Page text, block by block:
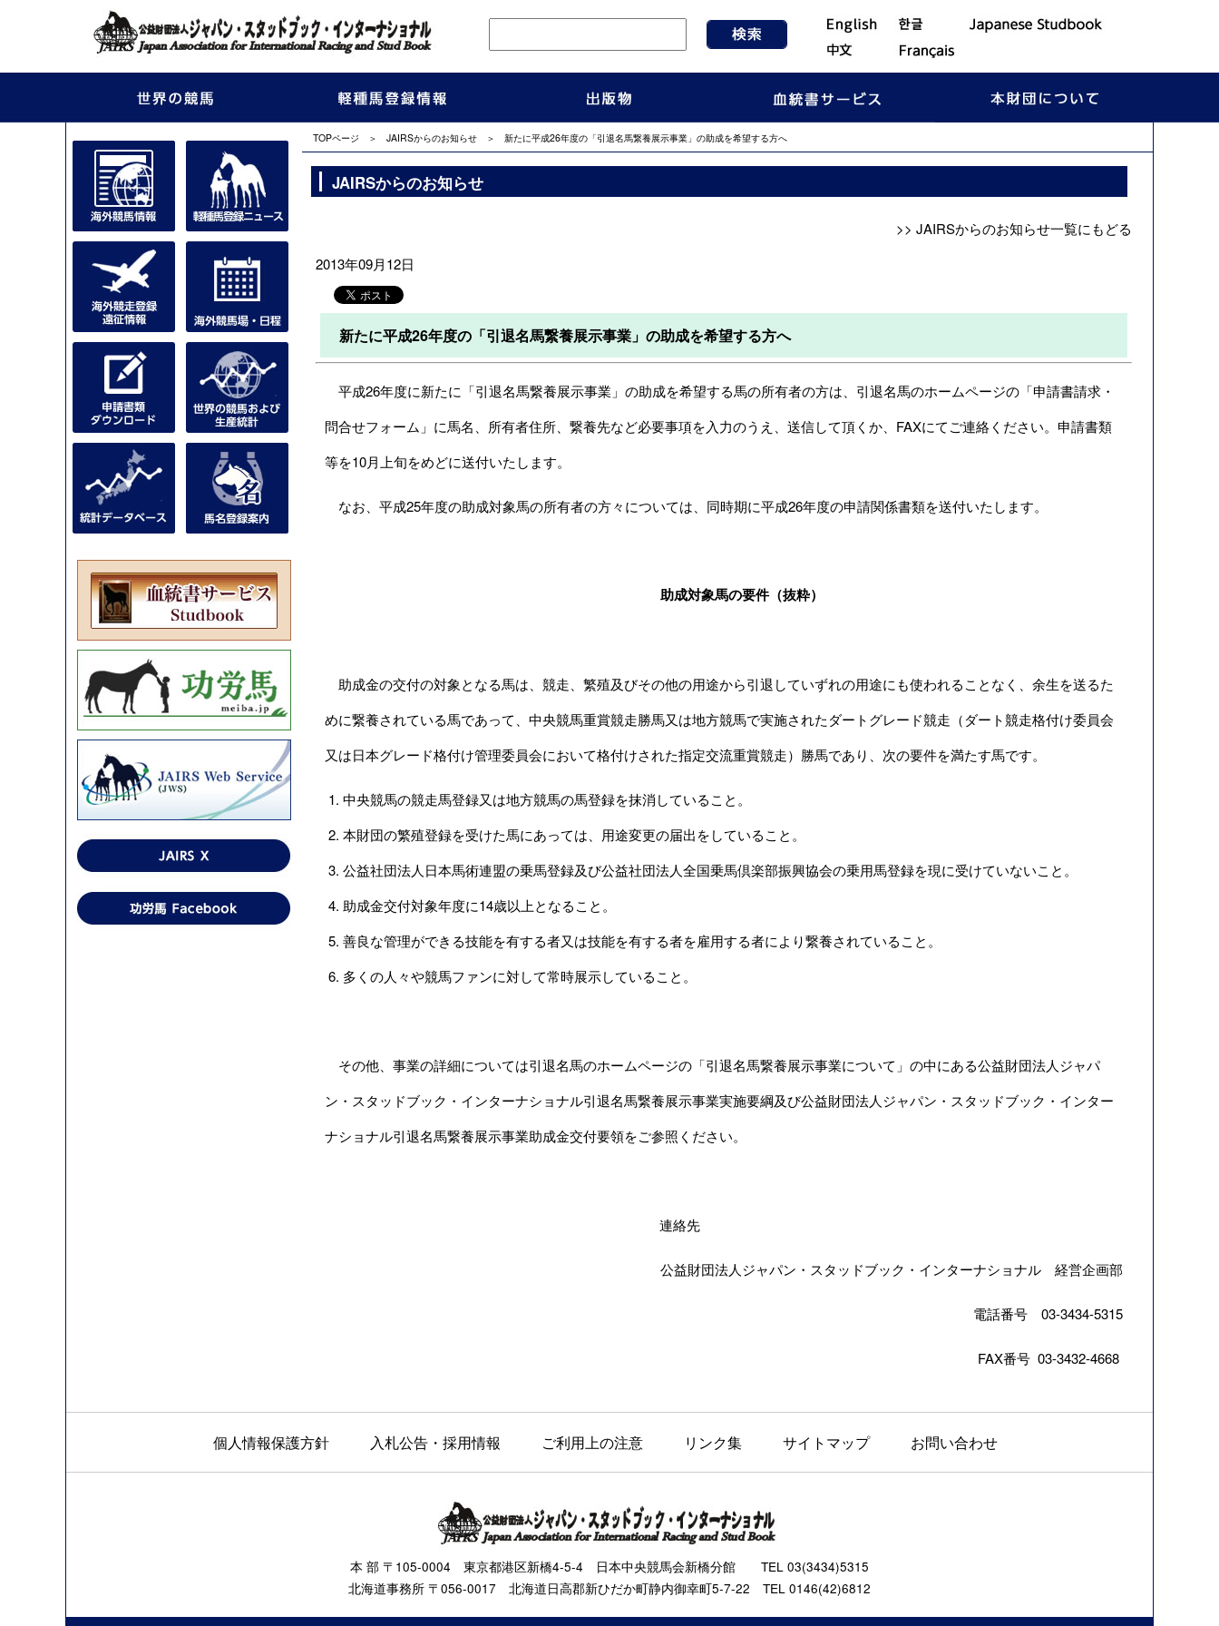
TOPページ ＞ JAIRSからのお知らせ ＞ 新たに平成26年度の「引退名馬繋養展示事業」の助成を希望する方へ
JAIRSからのお知らせ
>> JAIRSからのお知らせ一覧にもどる
2013年09月12日
新たに平成26年度の「引退名馬繋養展示事業」の助成を希望する方へ
平成26年度に新たに「引退名馬繋養展示事業」の助成を希望する馬の所有者の方は、引退名馬のホームページの「申請書請求・
問合せフォーム 」に馬名、所有者住所、繋養先など必要事項を入力のうえ、送信して頂くか、FAXにてご連絡ください。申請書類
等を10月上旬をめどに送付いたします。
なお、平成25年度の助成対象馬の所有者の方々については、同時期に平成26年度の申請関係書類を送付いたします。
助成対象馬の要件（抜粋）
助成金の交付の対象となる馬は、競走、繁殖及びその他の用途から引退していずれの用途にも使われることなく、余生を送るた
めに繋養されている馬であって、中央競馬重賞競走勝馬又は地方競馬で実施されたダートグレード競走（ダート競走格付け委員会
又は日本グレード格付け管理委員会において格付けされた指定交流重賞競走）勝馬であり、次の要件を満たす馬です。
中央競馬の競走馬登録又は地方競馬の馬登録を抹消していること。
本財団の繁殖登録を受けた馬にあっては、用途変更の届出をしていること。
公益社団法人日本馬術連盟の乗馬登録及び公益社団法人全国乗馬倶楽部振興協会の乗用馬登録を現に受けていないこと。
助成金交付対象年度に14歳以上となること。
善良な管理ができる技能を有する者又は技能を有する者を雇用する者により繋養されていること。
多くの人々や競馬ファンに対して常時展示していること。
その他、事業の詳細については引退名馬のホームページの 「引退名馬繋養展示事業について 」の中にある公益財団法人ジャパ
ン・スタッドブック・インターナショナル引退名馬繋養展示事業実施要綱及び公益財団法人ジャパン・スタッドブック・インター
ナショナル引退名馬繋養展示事業助成金交付要領をご参照ください。
連絡先
公益財団法人ジャパン・スタッドブック・インターナショナル 経営企画部
電話番号 03-3434-5315
FAX番号 03-3432-4668
個人情報保護方針 入札公告・採用情報 ご利用上の注意 リンク集 サイトマップ お問い合わせ
本 部 〒105-0004 東京都港区新橋4-5-4 日本中央競馬会新橋分館 TEL 03(3434)5315
北海道事務所 〒056-0017 北海道日高郡新ひだか町静内御幸町5-7-22 TEL 0146(42)6812